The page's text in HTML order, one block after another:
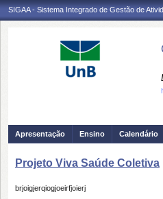
SIGAA - Sistema Integrado de Gestão de
Apresentação Ensino Calendário
Projeto Viva Saúde Coletiva
brjoigjerqiogjoeirfjoierj